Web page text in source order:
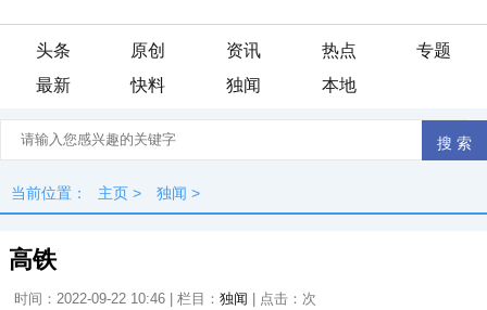
头条 原创 资讯 热点
专题
最新
快料 独闻 本地
当前位置： 主页 > 独闻 >
高铁
时间：2022-09-22 10:46 | 栏目： 独闻 | 点击： 次